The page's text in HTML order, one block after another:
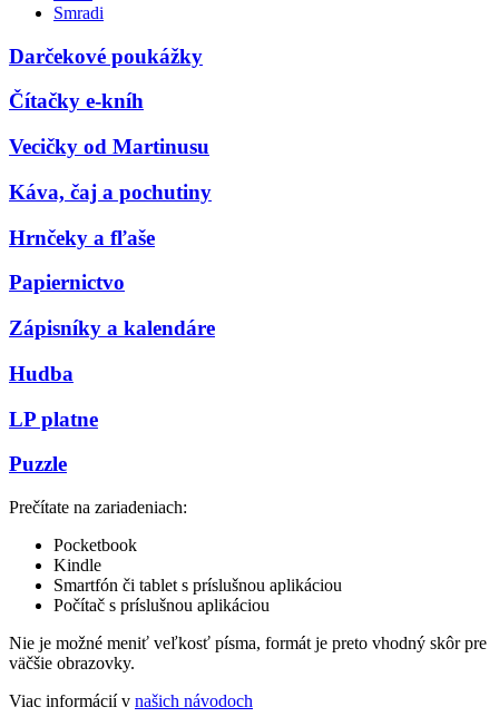
Smradi
Darčekové poukážky
Čítačky e-kníh
Vecičky od Martinusu
Káva, čaj a pochutiny
Hrnčeky a fľaše
Papiernictvo
Zápisníky a kalendáre
Hudba
LP platne
Puzzle
Prečítate na zariadeniach:
Pocketbook
Kindle
Smartfón či tablet s príslušnou aplikáciou
Počítač s príslušnou aplikáciou
Nie je možné meniť veľkosť písma, formát je preto vhodný skôr pre
väčšie obrazovky.
Viac informácií v našich návodoch